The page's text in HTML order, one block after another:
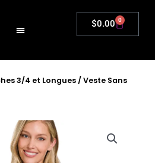
$0.00 0
Panier
3/4 et Longues / Veste Sans